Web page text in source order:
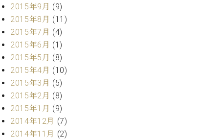
タ
イ
ン
デ
ジ
タ
ル)
ン
ト
情
報
八
王
工
房
ブ
ロ
グ
2015年9月 (9)
2015年8月 (11)
2015年7月 (4)
2015年6月 (1)
2015年5月 (8)
2015年4月 (10)
2015年3月 (5)
2015年2月 (8)
2015年1月 (9)
2014年12月 (7)
2014年11月 (2)